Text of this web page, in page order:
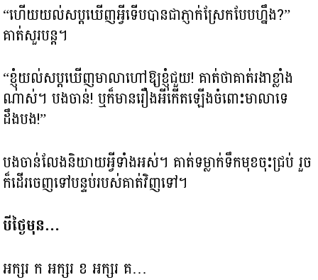
“ហើយយល់សប្តឃើញអ្វីទើបបានជាភ្ញាក់ស្រែកបែបហ្នឹង?”
គាត់សួរបន្ត។
“ខ្ញុំយល់សប្តឃើញមាលាហៅឱ្យខ្ញុំជួយ! គាត់ថាគាត់រងាខ្លាំង
ណាស់។ បងចាន់! ឬក៏មានរឿងអីកើតឡើងចំពោះមាលាទេ
ដឹងបង!”
បងចាន់លែងនិយាយអ្វីទាំងអស់។ គាត់ទម្លាក់ទឹកមុខចុះជ្រប់ រួច
ក៏ដើរចេញទៅបន្ទប់របស់គាត់វិញទៅ។
បីថ្ងៃមុន…
អក្សរ ក អក្សរ ខ អក្សរ គ…